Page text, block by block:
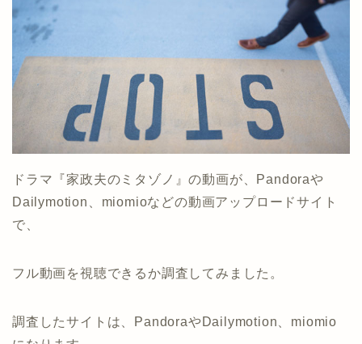
ドラマ『家政夫のミタゾノ』の動画が、Pandoraや
Dailymotion、miomioなどの動画アップロードサイト
で、
フル動画を視聴できるか調査してみました。
調査したサイトは、PandoraやDailymotion、miomio